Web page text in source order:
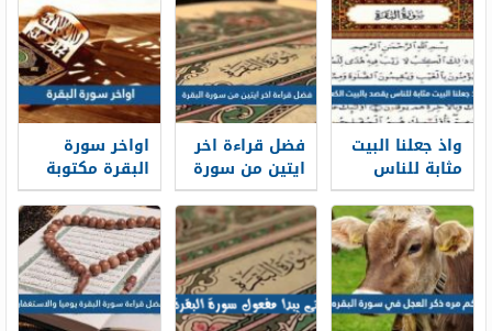
واذ جعلنا البيت
مثابة للناس
يقصد بالبيت
الكعبة
فضل قراءة اخر
ايتين من سورة
البقرة
اواخر سورة
البقرة مكتوبة
بالتشكيل